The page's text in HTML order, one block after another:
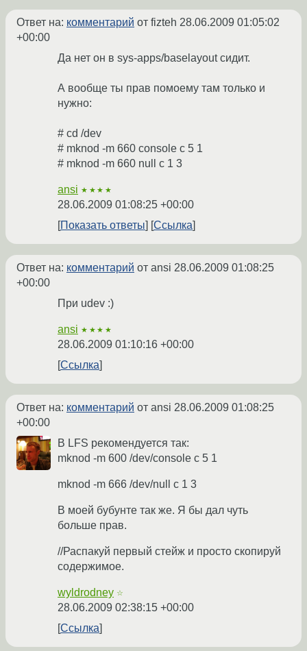
Ответ на: комментарий от fizteh 28.06.2009 01:05:02
+00:00
Да нет он в sys-apps/baselayout сидит.
А вообще ты прав помоему там только и
нужно:
# cd /dev
# mknod -m 660 console c 5 1
# mknod -m 660 null c 1 3
ansi ★★★★
28.06.2009 01:08:25 +00:00
Показать ответы
Ссылка
Ответ на: комментарий от ansi 28.06.2009 01:08:25
+00:00
При udev :)
ansi ★★★★
28.06.2009 01:10:16 +00:00
Ссылка
Ответ на: комментарий от ansi 28.06.2009 01:08:25
+00:00
В LFS рекомендуется так:
mknod -m 600 /dev/console c 5 1
mknod -m 666 /dev/null c 1 3
В моей бубунте так же. Я бы дал чуть
больше прав.
//Распакуй первый стейж и просто скопируй
содержимое.
wyldrodney ☆
28.06.2009 02:38:15 +00:00
Ссылка